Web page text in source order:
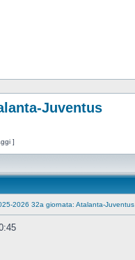
Juventus
]
2026 32a giornata: Atalanta-Juventus